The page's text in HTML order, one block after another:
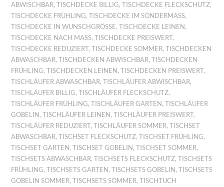
ABWISCHBAR,TISCHDECKE BILLIG,TISCHDECKE FLECKSCHUTZ,
TISCHDECKE FRÜHLING,TISCHDECKE IM SONDERMASS ,
TISCHDECKE IN WUNSCHGRÖSSE ,TISCHDECKE LEINEN ,
TISCHDECKE NACH MASS ,TISCHDECKE PREISWERT,
TISCHDECKE REDUZIERT,TISCHDECKE SOMMER,TISCHDECKEN
ABWASCHBAR,TISCHDECKEN ABWISCHBAR,TISCHDECKEN
FRÜHLING,TISCHDECKEN LEINEN ,TISCHDECKEN PREISWERT,
TISCHLÄUFER ABWASCHBAR,TISCHLÄUFER ABWISCHBAR,
TISCHLÄUFER BILLIG,TISCHLÄUFER FLECKSCHUTZ,
TISCHLÄUFER FRÜHLING,TISCHLÄUFER GARTEN ,TISCHLÄUFER
GOBELIN ,TISCHLÄUFER LEINEN ,TISCHLÄUFER PREISWERT,
TISCHLÄUFER REDUZIERT,TISCHLÄUFER SOMMER,TISCHSET
ABWASCHBAR,TISCHSET FLECKSCHUTZ,TISCHSET FRÜHLING,
TISCHSET GARTEN ,TISCHSET GOBELIN ,TISCHSET SOMMER,
TISCHSETS ABWASCHBAR,TISCHSETS FLECKSCHUTZ,TISCHSETS
FRÜHLING,TISCHSETS GARTEN ,TISCHSETS GOBELIN ,TISCHSETS
GOBELIN SOMMER,TISCHSETS SOMMER,TISCHTUCH